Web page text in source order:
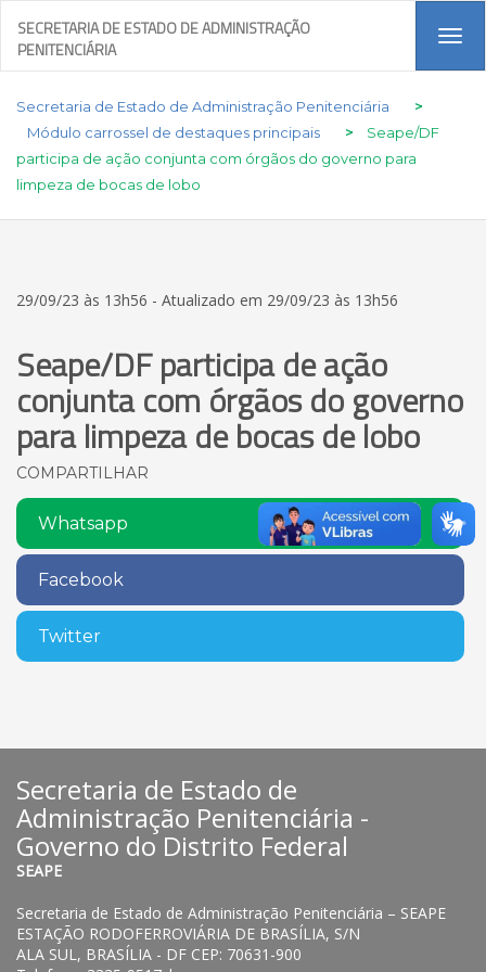
SECRETARIA DE ESTADO DE ADMINISTRAÇÃO
PENITENCIÁRIA
Secretaria de Estado de Administração Penitenciária
>
Módulo carrossel de destaques principais
>
Seape/DF
participa de ação conjunta com órgãos do governo para
limpeza de bocas de lobo
29/09/23 às 13h56 - Atualizado em 29/09/23 às 13h56
Seape/DF participa de ação
conjunta com órgãos do governo
para limpeza de bocas de lobo
COMPARTILHAR
Whatsapp
Facebook
Twitter
Secretaria de Estado de
Administração Penitenciária -
Governo do Distrito Federal
SEAPE
Secretaria de Estado de Administração Penitenciária – SEAPE
ESTAÇÃO RODOFERROVIÁRIA DE BRASÍLIA, S/N
ALA SUL, BRASÍLIA - DF CEP: 70631-900